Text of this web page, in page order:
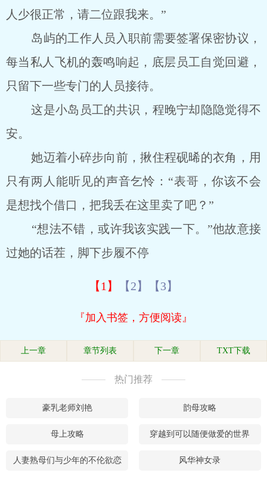
人少很正常，请二位跟我来。”
岛屿的工作人员入职前需要签署保密协议，
每当私人飞机的轰鸣响起，底层员工自觉回避，
只留下一些专门的人员接待。
这是小岛员工的共识，程晚宁却隐隐觉得不
安。
她迈着小碎步向前，揪住程砚晞的衣角，用
只有两人能听见的声音乞怜：“表哥，你该不会
是想找个借口，把我丢在这里卖了吧？”
“想法不错，或许我该实践一下。”他故意接
过她的话茬，脚下步履不停
【1】 【2】 【3】
『加入书签，方便阅读』
上一章 章节列表 下一章 TXT下载
热门推荐
豪乳老师刘艳 韵母攻略
母上攻略 穿越到可以随便做爱的世界
人妻熟母们与少年的不伦欲恋 风华神女录